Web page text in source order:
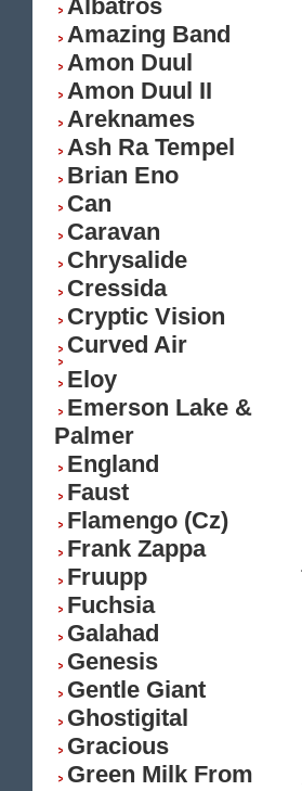
Albatros
Amazing Band
Amon Duul
Amon Duul II
Areknames
Ash Ra Tempel
Brian Eno
Can
Caravan
Chrysalide
Cressida
Cryptic Vision
Curved Air
Eloy
Emerson Lake &
Palmer
England
Faust
Flamengo (Cz)
Frank Zappa
Fruupp
Fuchsia
Galahad
Genesis
Gentle Giant
Ghostigital
Gracious
Green Milk From